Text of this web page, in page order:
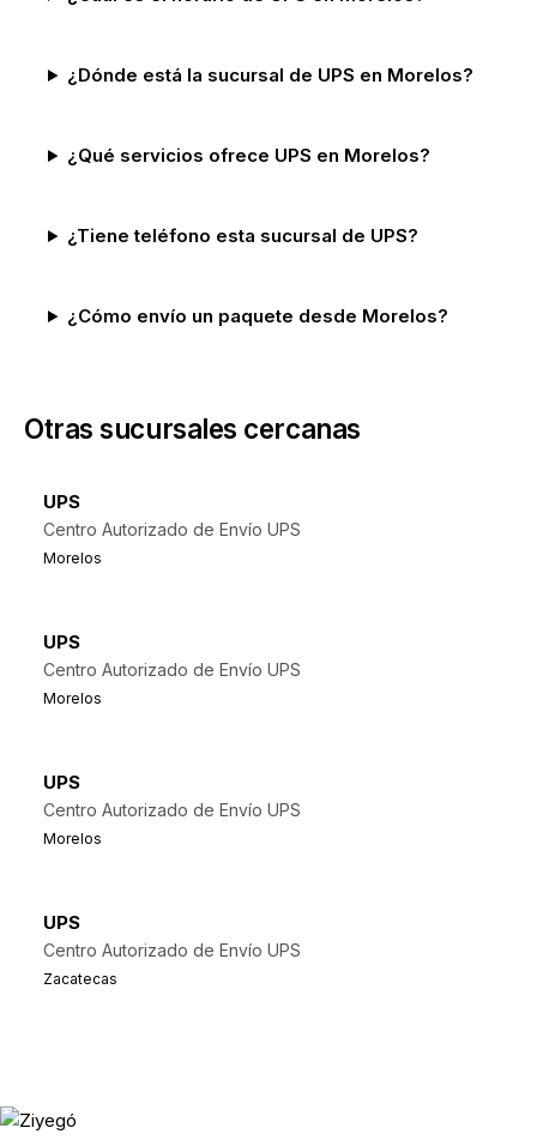
¿Dónde está la sucursal de UPS en Morelos?
¿Qué servicios ofrece UPS en Morelos?
¿Tiene teléfono esta sucursal de UPS?
¿Cómo envío un paquete desde Morelos?
Otras sucursales cercanas
UPS
Centro Autorizado de Envío UPS
Morelos
UPS
Centro Autorizado de Envío UPS
Morelos
UPS
Centro Autorizado de Envío UPS
Morelos
UPS
Centro Autorizado de Envío UPS
Zacatecas